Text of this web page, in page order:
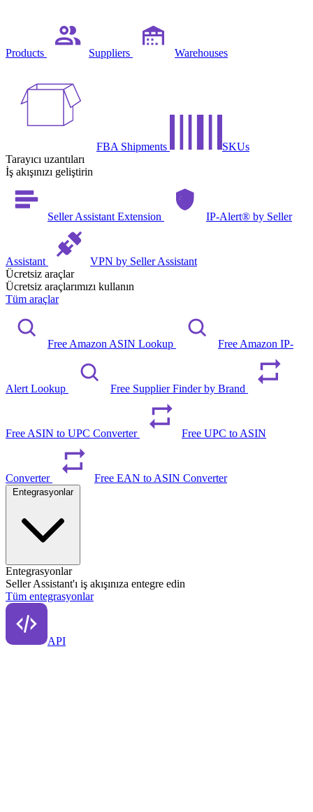
Products Suppliers Warehouses
FBA Shipments
SKUs
Tarayıcı uzantıları
İş akışınızı geliştirin
Seller Assistant Extension IP-Alert® by Seller
Assistant
VPN by Seller Assistant
Ücretsiz araçlar
Ücretsiz araçlarımızı kullanın
Tüm araçlar
Free Amazon ASIN Lookup Free Amazon IP-
Alert Lookup Free Supplier Finder by Brand
Free ASIN to UPC Converter Free UPC to ASIN
Converter Free EAN to ASIN Converter
Entegrasyonlar
Entegrasyonlar
Seller Assistant'ı iş akışınıza entegre edin
Tüm entegrasyonlar
API